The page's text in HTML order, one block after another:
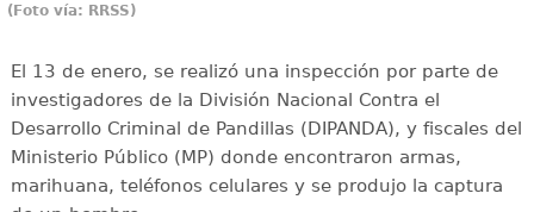
(Foto vía: RRSS)
El 13 de enero, se realizó una inspección por parte de
investigadores de la División Nacional Contra el
Desarrollo Criminal de Pandillas (DIPANDA), y fiscales del
Ministerio Público (MP) donde encontraron armas,
marihuana, teléfonos celulares y se produjo la captura